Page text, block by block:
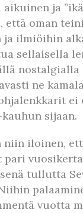
ja
että oman
ja ilmiöihin
sellaisella
nostalgialla
ne
ei
kauhun sijaan.
niin iloinen,
pari
tullutta
vuotta